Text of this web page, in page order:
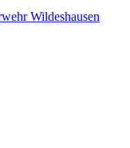
Wildeshausen